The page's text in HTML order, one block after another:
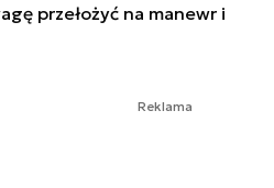
przełożyć na manewr i
Reklama